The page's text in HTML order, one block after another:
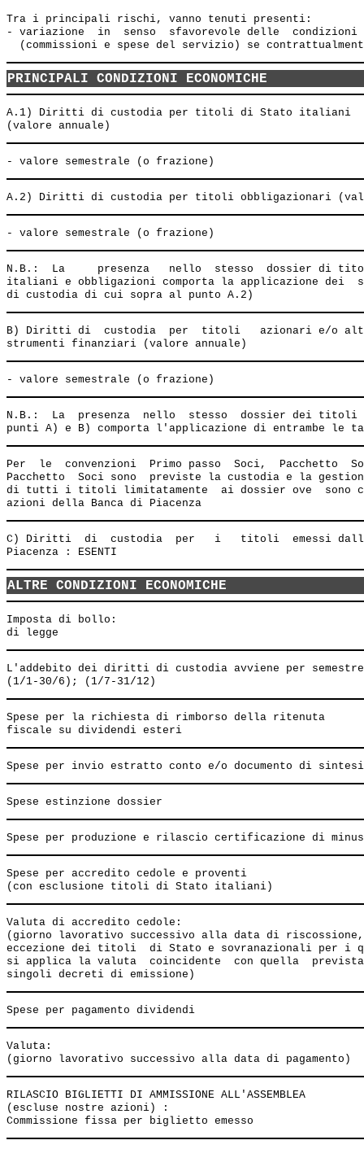
Tra i principali rischi, vanno tenuti presenti:
- variazione  in  senso  sfavorevole delle  condizioni
PRINCIPALI CONDIZIONI ECONOMICHE
A.1) Diritti di custodia per titoli di Stato italiani
N.B.:  La     presenza   nello  stesso  dossier di
italiani e obbligazioni comporta la applicazione
B) Diritti di  custodia  per  titoli   azionari e/o
N.B.:  La  presenza  nello  stesso  dossier dei
Per  le  convenzioni  Primo passo  Soci,  Pacchetto
Pacchetto  Soci sono  previste la custodia e la
di tutti i titoli limitatamente  ai dossier ove  sono
C) Diritti  di  custodia  per   i   titoli  emessi
ALTRE CONDIZIONI ECONOMICHE
Imposta di bollo:
L'addebito dei diritti di custodia avviene per
Spese per la richiesta di rimborso della ritenuta
Spese per accredito cedole e proventi
Valuta di accredito cedole:
(giorno lavorativo successivo alla data di
eccezione dei titoli  di Stato e sovranazionali per i
si applica la valuta  coincidente  con quella
Valuta:
RILASCIO BIGLIETTI DI AMMISSIONE
(escluse nostre azioni) :